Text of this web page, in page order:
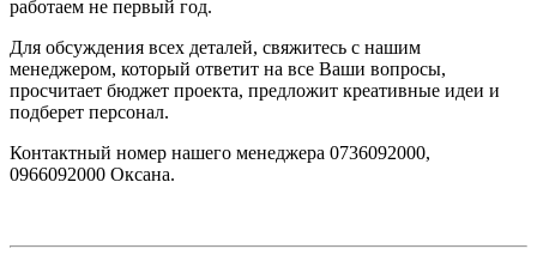
работаем не первый год.
Для обсуждения всех деталей, свяжитесь с нашим
менеджером, который ответит на все Ваши вопросы,
просчитает бюджет проекта, предложит креативные идеи и
подберет персонал.
Контактный номер нашего менеджера 0736092000,
0966092000 Оксана.